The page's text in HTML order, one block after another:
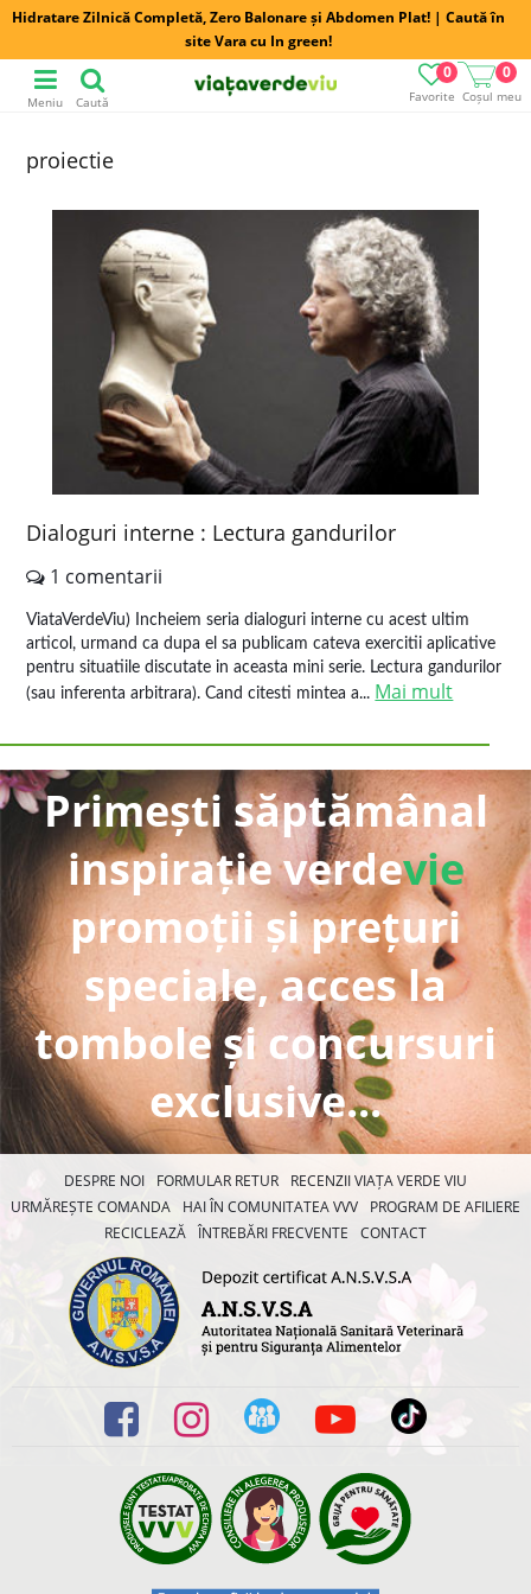
Hidratare Zilnică Completă, Zero Balonare și Abdomen Plat! | Caută în
site Vara cu In green!
Favorite
0
Coșul meu
0
Meniu Caută
proiectie
Dialoguri interne : Lectura gandurilor
1 comentarii
ViataVerdeViu) Incheiem seria dialoguri interne cu acest ultim
articol, urmand ca dupa el sa publicam cateva exercitii aplicative
pentru situatiile discutate in aceasta mini serie. Lectura gandurilor
(sau inferenta arbitrara). Cand citesti mintea a... Mai mult
Primești săptămânal
inspirație verdevie
promoții și prețuri
speciale, acces la
tombole și concursuri
exclusive...
DESPRE NOI FORMULAR RETUR
RECENZII VIAȚA VERDE VIU
URMĂREȘTE COMANDA
HAI ÎN COMUNITATEA VVV
PROGRAM DE AFILIERE
RECICLEAZĂ ÎNTREBĂRI FRECVENTE CONTACT